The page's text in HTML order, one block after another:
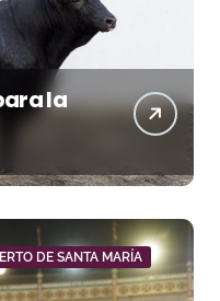
la
DE SANTA MARÍA